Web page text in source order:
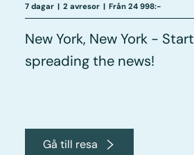
7 dagar | 2 avresor | Från 24 998:-
New York, New York - Start
spreading the news!
Gå till resa